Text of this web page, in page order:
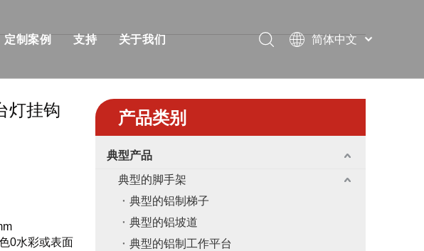
台价格
关产品价格
定制案例
KSA事件解决方案
支持
常问问题
下载
关于我们
展览
联系我们
简体中文
Pусский
Español
العربية
English
灯挂钩
0水彩或表面
产品类别
典型产品
典型的脚手架
典型的铝制梯子
典型的铝坡道
典型的铝制工作平台